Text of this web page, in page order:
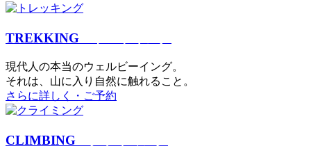
TREKKING
現代⼈の本当のウェルビーイング。
それは、⼭に⼊り⾃然に触れること。
さらに詳しく・ご予約
CLIMBING